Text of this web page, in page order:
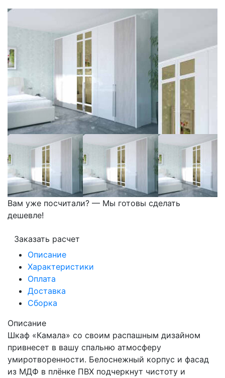
Вам уже посчитали? — Мы готовы сделать
дешевле!
Заказать расчет
Описание
Характеристики
Оплата
Доставка
Сборка
Описание
Шкаф «Камала» со своим распашным дизайном
привнесет в вашу спальню атмосферу
умиротворенности. Белоснежный корпус и фасад
из МДФ в плёнке ПВХ подчеркнут чистоту и